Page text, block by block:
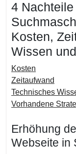
4
Kosten,
Wissen
Kosten
Zeitaufwand
Technisches
Vorhandene
Erhöhung
Webseite in